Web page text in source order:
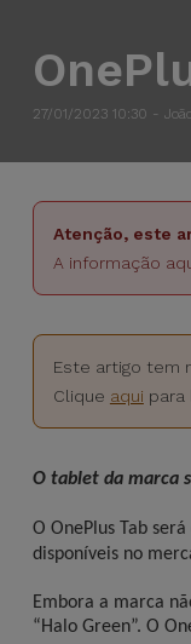
Samsung
Huawei
OnePlus
Apple Watch
Consolas
Ver
Adaptadores
Películas
Powerbanks
Carregadores
Auriculares
e Colunas
e Braceletes
Correntes
para
27/01/2023 10:30 -
Atenção, este
A informação
Este artigo tem
Clique aqui para
O tablet da marca
O OnePlus Tab
disponíveis no
Embora a marca
“Halo Green”. O